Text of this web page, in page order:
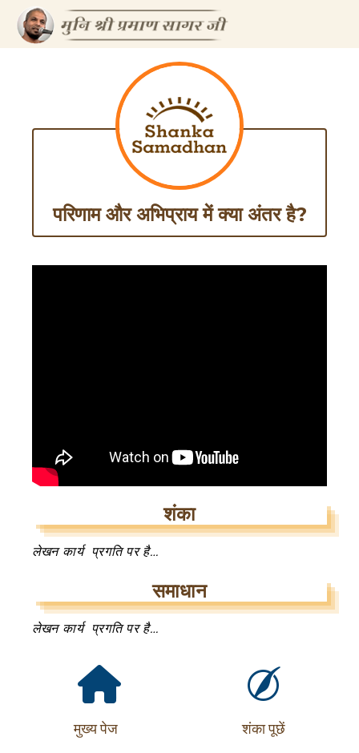
परिणाम और अभिप्राय में क्या अंतर है?
शंका
लेखन कार्य प्रगति पर है…
समाधान
लेखन कार्य प्रगति पर है…
मुख्य पेज शंका पूछें